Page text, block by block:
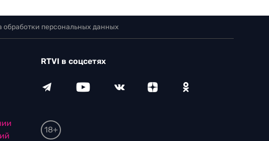
обработки персональных данных
RTVI в соцсетях
18+